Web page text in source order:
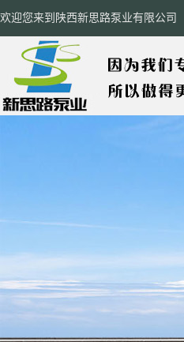
欢迎您来到陕西新思路泵业有限公司